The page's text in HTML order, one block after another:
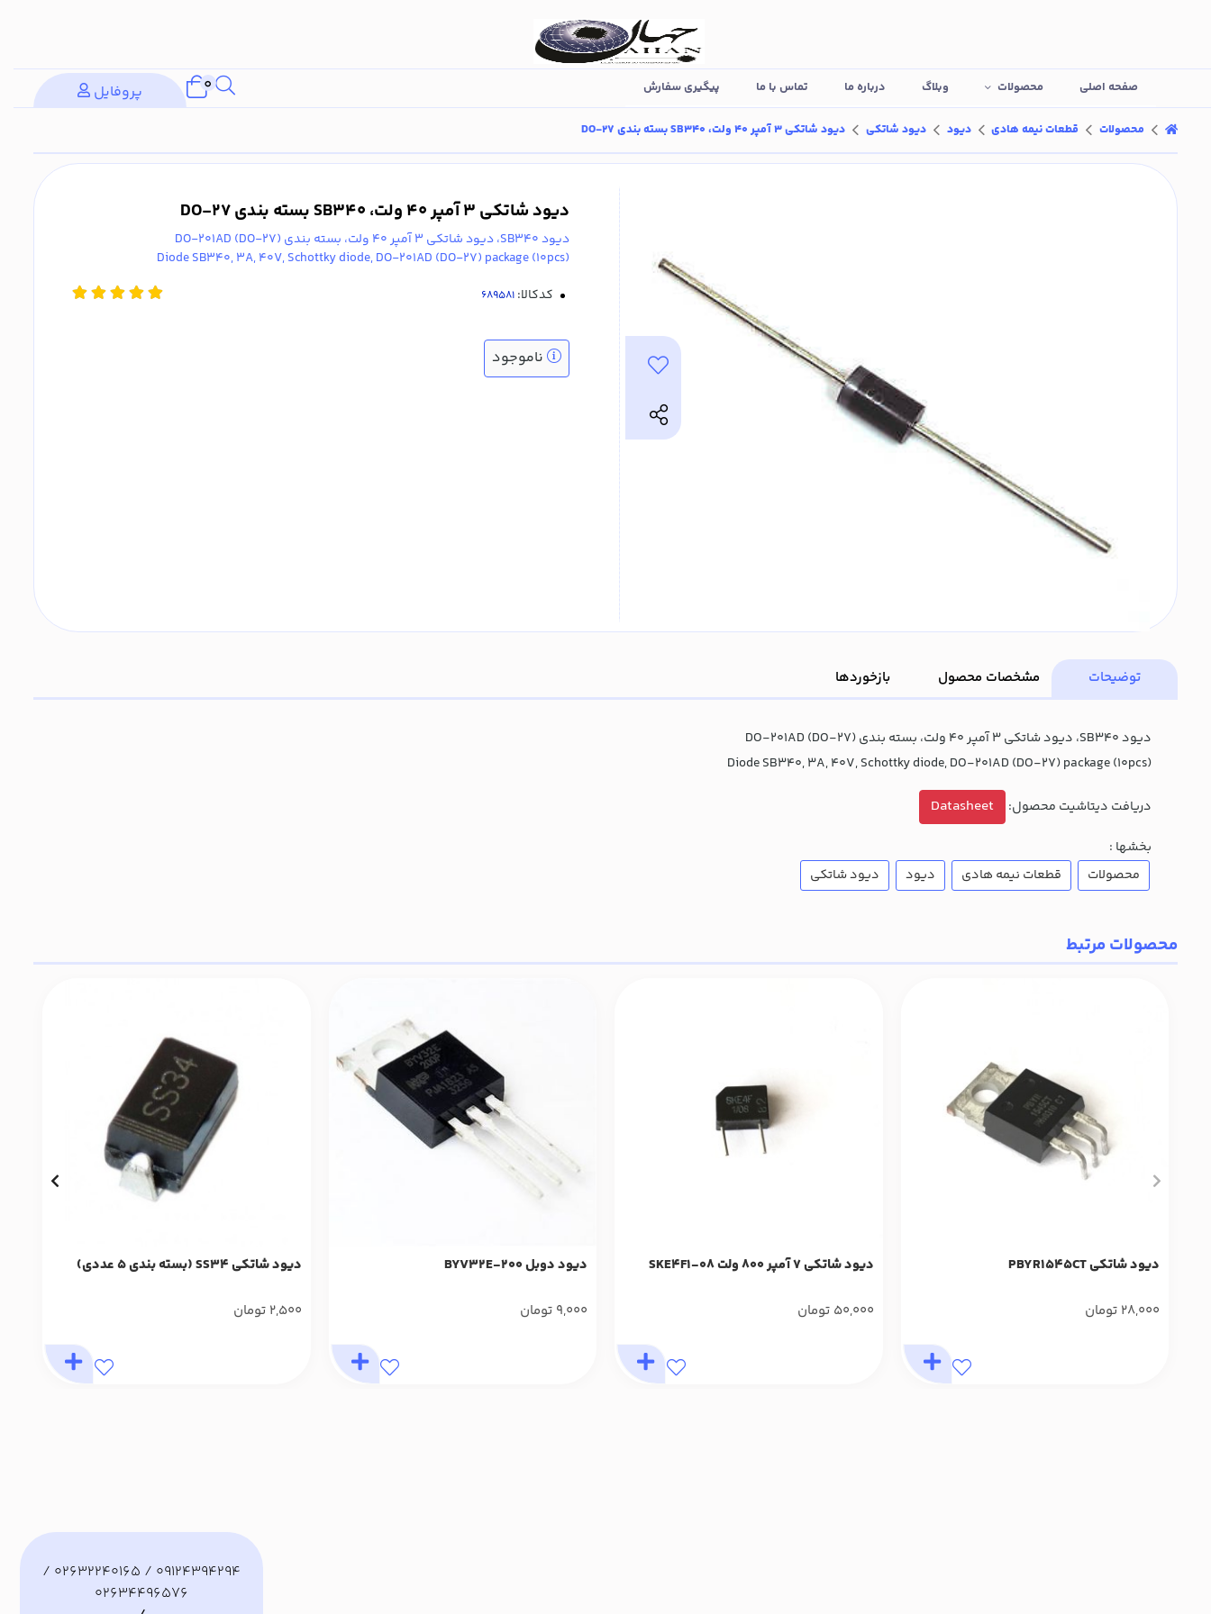
صفحه اصلی محصولات وبلاگ درباره ما تماس با ما پیگیری سفارش 0 پروفایل
محصولات قطعات نیمه هادی دیود دیود شاتکی دیود شاتکی 3 آمپر 40 ولت، SB340 بسته بندی DO-27
دیود شاتکی 3 آمپر 40 ولت، SB340 بسته بندی DO-27
دیود SB340، دیود شاتکی 3 آمپر 40 ولت، بسته بندی DO-201AD (DO-27)
Diode SB340, 3A, 40V, Schottky diode, DO-201AD (DO-27) package (10pcs)
کدکالا:
ناموجود
توضیحات مشخصات محصول بازخوردها
دیود SB340، دیود شاتکی 3 آمپر 40 ولت، بسته بندی DO-201AD (DO-27)
Diode SB340, 3A, 40V, Schottky diode, DO-201AD (DO-27) package (10pcs)
دریافت دیتاشیت محصول: Datasheet
بخشها :
محصولات
قطعات نیمه هادی دیود دیود شاتکی
محصولات مرتبط
دیود شاتکی PBYR1545CT
28,000 تومان
دیود شاتکی 7 آمپر 800 ولت SKE4F1-08
50,000 تومان
دیود دوبل BYV32E-200
9,000 تومان
دیود شاتکی SS34 (بسته بندی 5 عددی)
2,500 تومان
09124394294 / 02632240165 /
02634496576